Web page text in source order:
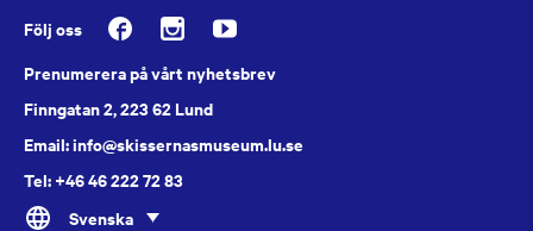
Följ oss
Prenumerera på vårt nyhetsbrev
Finngatan 2, 223 62 Lund
Email: info@skissernasmuseum.lu.se
Tel: +46 46 222 72 83
Svenska